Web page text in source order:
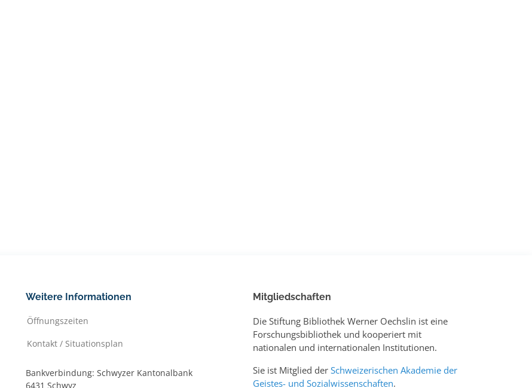
Weitere Informationen
Öffnungszeiten
Kontakt / Situationsplan
Bankverbindung: Schwyzer Kantonalbank
6431 Schwyz
Mitgliedschaften
Die Stiftung Bibliothek Werner Oechslin ist eine
Forschungsbibliothek und kooperiert mit
nationalen und internationalen Institutionen.
Sie ist Mitglied der Schweizerischen Akademie der
Geistes- und Sozialwissenschaften.